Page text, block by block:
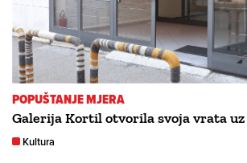
POPUŠTANJE MJERA
Galerija Kortil otvorila svoja vrata
Kultura